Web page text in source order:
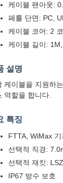
케이블 팬아웃:
페룰 단면: PC,
케이블 코어: 2
케이블 길이:
설명
케이블을 지원하
역할을 합니다.
특징
FTTA, WiMax
선택적 직경:
선택적 재킷:
IP67 방수 보호